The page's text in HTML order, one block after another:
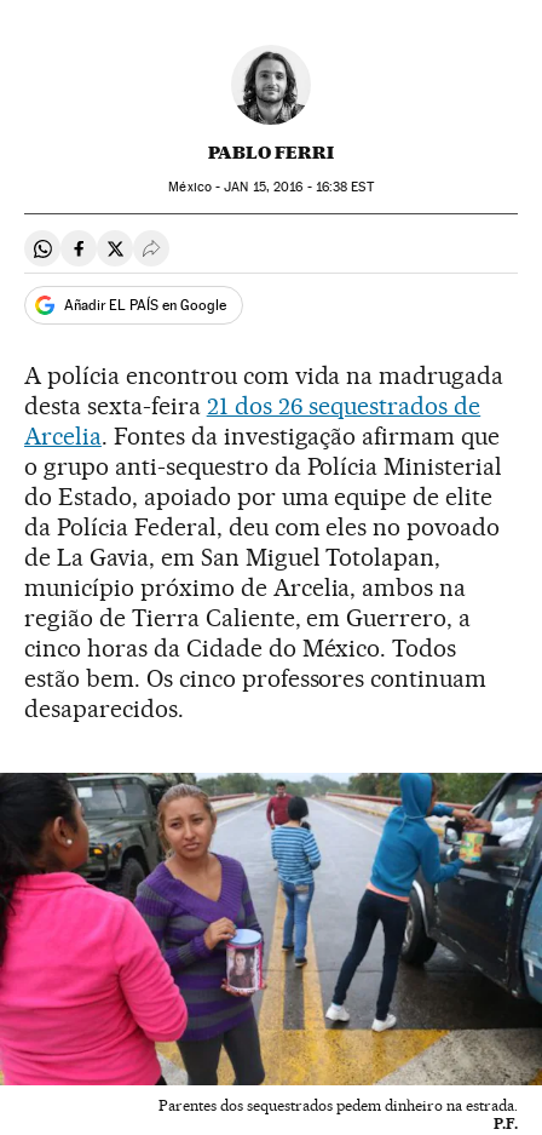
PABLO FERRI
México -JAN 15, 2016 - 16:38 EST
Compartir en Whatsapp
Compartir en Facebook
Compartir en Twitter
Desplegar Redes Sociales
Añadir EL PAÍS en Google
A polícia encontrou com vida na madrugada
desta sexta-feira 21 dos 26 sequestrados de
Arcelia. Fontes da investigação afirmam que
o grupo anti-sequestro da Polícia Ministerial
do Estado, apoiado por uma equipe de elite
da Polícia Federal, deu com eles no povoado
de La Gavia, em San Miguel Totolapan,
município próximo de Arcelia, ambos na
região de Tierra Caliente, em Guerrero, a
cinco horas da Cidade do México. Todos
estão bem. Os cinco professores continuam
desaparecidos.
Parentes dos sequestrados pedem dinheiro na estrada.
P.F.